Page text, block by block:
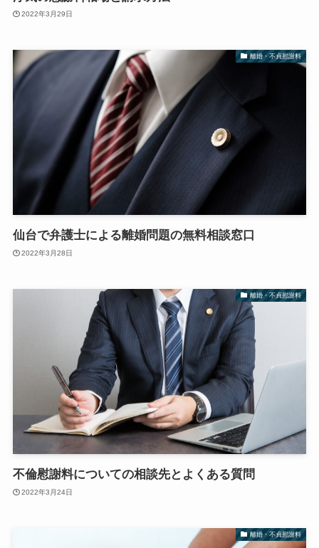
2022年3月29日
離婚・不貞慰謝料
仙台で弁護士による離婚問題の無料相談窓口
2022年3月28日
離婚・不貞慰謝料
不倫慰謝料についての相談先とよくある質問
2022年3月24日
離婚・不貞慰謝料